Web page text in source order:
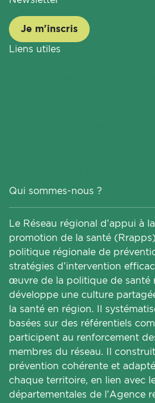
Je m'inscris
Liens utiles
Qui sommes-nous ?
Le Réseau régional d’appui à
promotion de la santé
politique régionale de
stratégies d’intervention
œuvre de la politique de santé
développe une culture
la santé en région. Il
basées sur des référentiels
participent au renforcement
membres du réseau. Il
prévention cohérente et
chaque territoire, en lien avec
départementales de l’Agence